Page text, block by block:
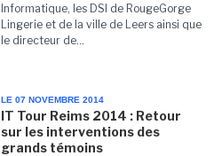
Informatique, les DSI de RougeGorge
Lingerie et de la ville de Leers ainsi que
le directeur de...
LE 07 NOVEMBRE 2014
IT Tour Reims 2014 : Retour
sur les interventions des
grands témoins